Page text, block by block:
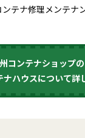
テナ修理メンテ
コンテナショップの
ナハウスについて詳